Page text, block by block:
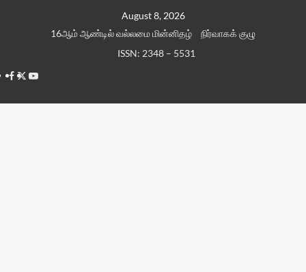
August 8, 2026
16ஆம் ஆண்டில் வல்லமை மின்னிதழ்
நிர்வாகக் குழு
ISSN: 2348 – 5531
Facebook
TwitterYoutube